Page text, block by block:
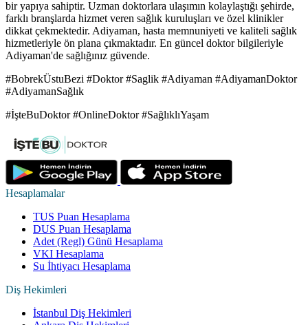
bir yapıya sahiptir. Uzman doktorlara ulaşımın kolaylaştığı şehirde,
farklı branşlarda hizmet veren sağlık kuruluşları ve özel klinikler
dikkat çekmektedir. Adiyaman, hasta memnuniyeti ve kaliteli sağlık
hizmetleriyle ön plana çıkmaktadır. En güncel doktor bilgileriyle
Adiyaman'de sağlığınız güvende.
#BobrekÜstuBezi #Doktor #Saglik #Adiyaman #AdiyamanDoktor
#AdiyamanSağlık
#İşteBuDoktor #OnlineDoktor #SağlıklıYaşam
Hesaplamalar
TUS Puan Hesaplama
DUS Puan Hesaplama
Adet (Regl) Günü Hesaplama
VKI Hesaplama
Su İhtiyacı Hesaplama
Diş Hekimleri
İstanbul Diş Hekimleri